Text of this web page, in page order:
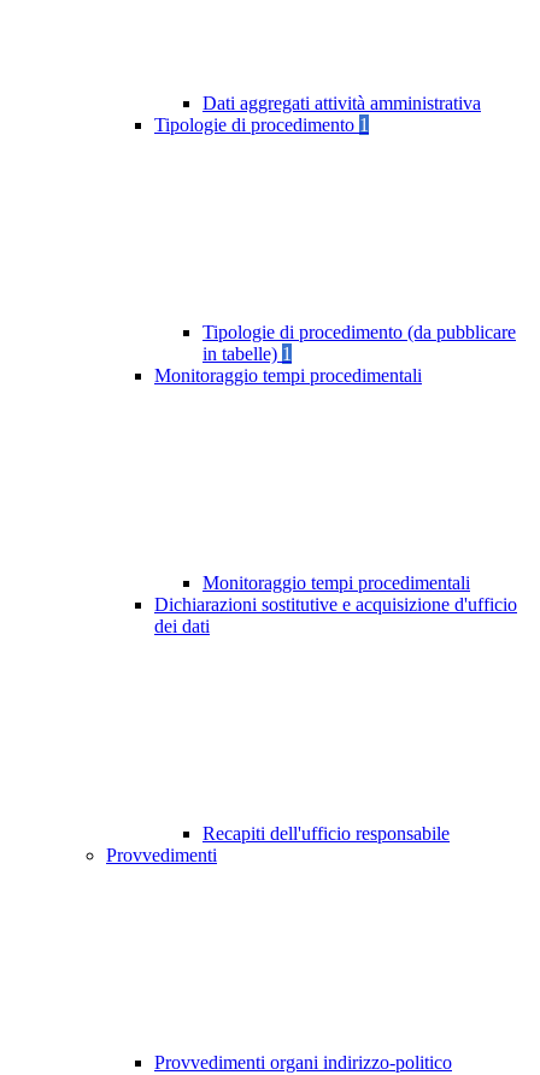
Dati aggregati attività amministrativa
Tipologie di procedimento 1
Tipologie di procedimento (da pubblicare
in tabelle) 1
Monitoraggio tempi procedimentali
Monitoraggio tempi procedimentali
Dichiarazioni sostitutive e acquisizione d'ufficio
dei dati
Recapiti dell'ufficio responsabile
Provvedimenti
Provvedimenti organi indirizzo-politico